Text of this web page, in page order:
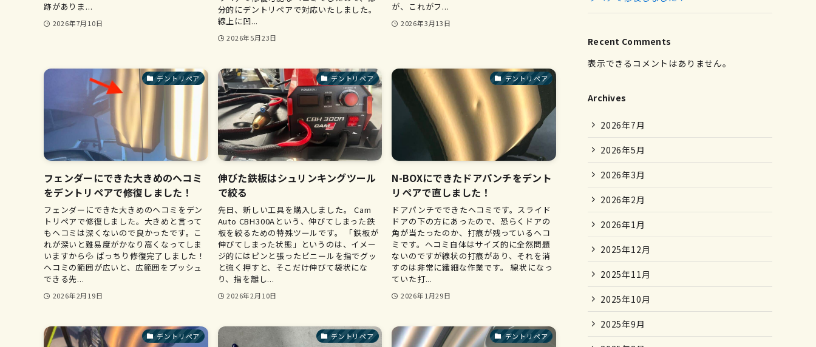
跡がありま...
2026年7月10日
分的にデントリペアで対応いたしました。
線上に凹...
2026年5月23日
が、これがフ...
2026年3月13日
デントリペア
フェンダーにできた大きめのヘコミ
をデントリペアで修復しました！
フェンダーにできた大きめのヘコミをデン
トリペアで修復しました。大きめと言って
もヘコミは深くないので良かったです。こ
れが深いと難易度がかなり高くなってしま
いますから💦 ばっちり修復完了しました！
ヘコミの範囲が広いと、広範囲をプッシュ
できる先...
2026年2月19日
デントリペア
伸びた鉄板はシュリンキングツール
で絞る
先日、新しい工具を購入しました。 Cam
Auto CBH300Aという、伸びてしまった鉄
板を絞るための特殊ツールです。 「鉄板が
伸びてしまった状態」というのは、イメー
ジ的にはピンと張ったビニールを指でグッ
と強く押すと、そこだけ伸びて袋状にな
り、指を離し...
2026年2月10日
デントリペア
N-BOXにできたドアパンチをデント
リペアで直しました！
ドアパンチでできたヘコミです。スライド
ドアの下の方にあったので、恐らくドアの
角が当たったのか、打痕が残っているヘコ
ミです。ヘコミ自体はサイズ的に全然問題
ないのですが線状の打痕があり、それを消
すのは非常に繊細な作業です。 線状になっ
ていた打...
2026年1月29日
デントリペア デントリペア デントリペア
Recent Comments
表示できるコメントはありません。
Archives
2026年7月
2026年5月
2026年3月
2026年2月
2026年1月
2025年12月
2025年11月
2025年10月
2025年9月